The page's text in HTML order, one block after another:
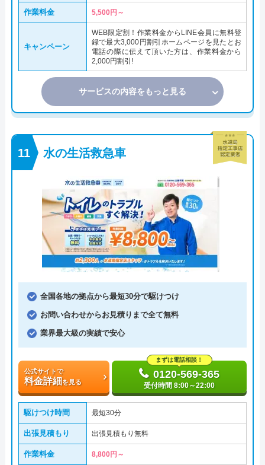
作業料金 5,500円～
キャンペーン
WEB限定割！作業料金からLINE会員に無料登
録で最大3,000円割引ホームページを見たとお
電話の際に伝えて頂いた方は、作業料金から
2,000円割引!
サービスの内容をもっと見る
水の生活救急車
全国各地の拠点から最短30分で駆けつけ
お問い合わせからお見積りまで全て無料
業界最大級の実績で安心
公式サイトで
料金詳細を見る
まずは電話相談！
0120-569-365
受付時間 8:00～22:00
駆けつけ時間 最短30分
出張見積もり 出張見積もり無料
作業料金 8,800円～